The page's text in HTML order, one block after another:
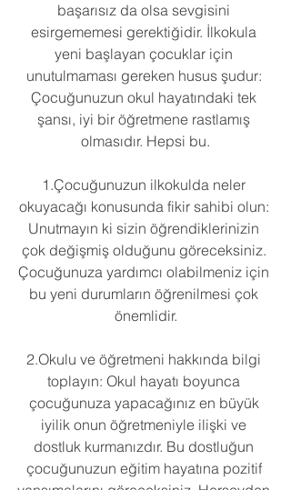
başarısız da olsa sevgisini
esirgememesi gerektiğidir. İlkokula
yeni başlayan çocuklar için
unutulmaması gereken husus şudur:
Çocuğunuzun okul hayatındaki tek
şansı, iyi bir öğretmene rastlamış
olmasıdır. Hepsi bu.
1.Çocuğunuzun ilkokulda neler
okuyacağı konusunda fikir sahibi olun:
Unutmayın ki sizin öğrendiklerinizin
çok değişmiş olduğunu göreceksiniz.
Çocuğunuza yardımcı olabilmeniz için
bu yeni durumların öğrenilmesi çok
önemlidir.
2.Okulu ve öğretmeni hakkında bilgi
toplayın: Okul hayatı boyunca
çocuğunuza yapacağınız en büyük
iyilik onun öğretmeniyle ilişki ve
dostluk kurmanızdır. Bu dostluğun
çocuğunuzun eğitim hayatına pozitif